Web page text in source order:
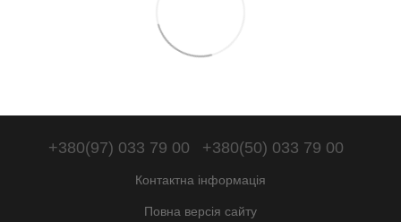
+380(97) 033 79 00 +380(50) 033 79 00
Контактна інформація
Повна версія сайту